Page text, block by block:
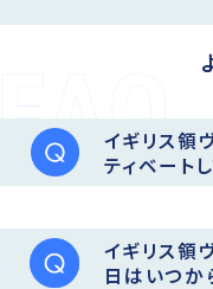
イギリス領
ティベート
イギリス領
日はいつか